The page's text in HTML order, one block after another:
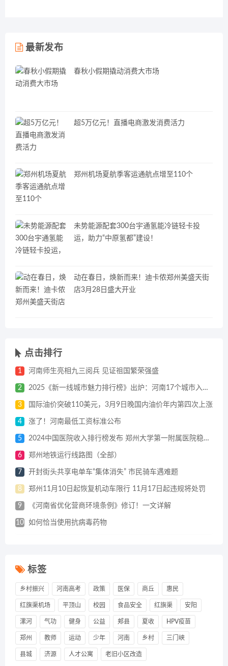
最新发布
春秋小假期撬动消费大市场
超5万亿元！直播电商激发消费活力
郑州机场夏航季客运通航点增至110个
未势能源配套300台宇通氢能冷链轻卡投
运，助力“中原氢都”建设！
动在春日，焕新而来！迪卡侬郑州美盛天街
店3月28日盛大开业
点击排行
1 河南师生亮相九三阅兵 见证祖国繁荣强盛
2 2025《新一线城市魅力排行榜》出炉：河南17个城市入选一到五线城市
3 国际油价突破110美元，3月9日晚国内油价年内第四次上涨
4 涨了！河南最低工资标准公布
5 2024中国医院收入排行榜发布 郑州大学第一附属医院稳居榜首
6 郑州地铁运行线路图（全部）
7 开封街头共享电单车“集体消失” 市民骑车遇难题
8 郑州11月10日起恢复机动车限行 11月17日起违规将处罚
9 《河南省优化营商环境条例》修订！一文详解
10 如何恰当使用抗病毒药物
标签
乡村振兴 河南高考 政策 医保 商丘 惠民
红旗渠机场 平顶山 校园 食品安全 红旗渠 安阳
漯河 气功 健身 公益 郏县 夏收 HPV疫苗
郑州 教师 运动 少年 河南 乡村 三门峡
县城 济源 人才公寓 老旧小区改造